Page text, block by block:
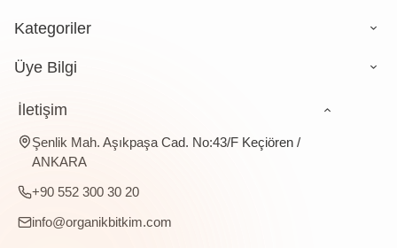
Kategoriler
Üye Bilgi
İletişim
Şenlik Mah. Aşıkpaşa Cad. No:43/F Keçiören /
ANKARA
+90 552 300 30 20
info@organikbitkim.com